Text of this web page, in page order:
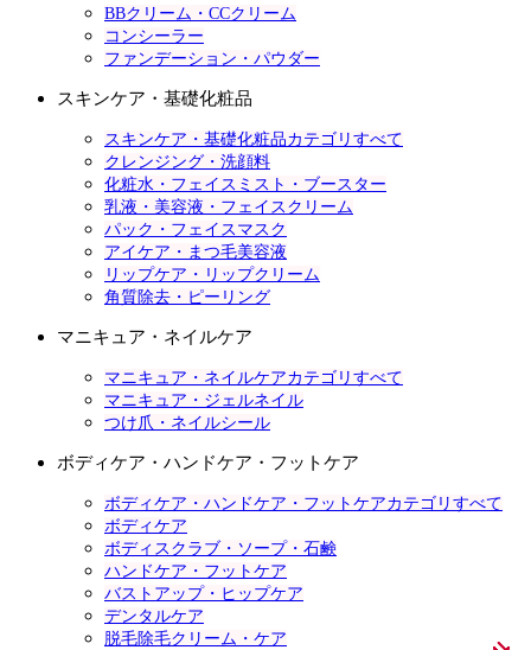
BBクリーム・CCクリーム
コンシーラー
ファンデーション・パウダー
スキンケア・基礎化粧品
スキンケア・基礎化粧品カテゴリすべて
クレンジング・洗顔料
化粧水・フェイスミスト・ブースター
乳液・美容液・フェイスクリーム
パック・フェイスマスク
アイケア・まつ毛美容液
リップケア・リップクリーム
角質除去・ピーリング
マニキュア・ネイルケア
マニキュア・ネイルケアカテゴリすべて
マニキュア・ジェルネイル
つけ爪・ネイルシール
ボディケア・ハンドケア・フットケア
ボディケア・ハンドケア・フットケアカテゴリすべて
ボディケア
ボディスクラブ・ソープ・石鹸
ハンドケア・フットケア
バストアップ・ヒップケア
デンタルケア
脱毛除毛クリーム・ケア